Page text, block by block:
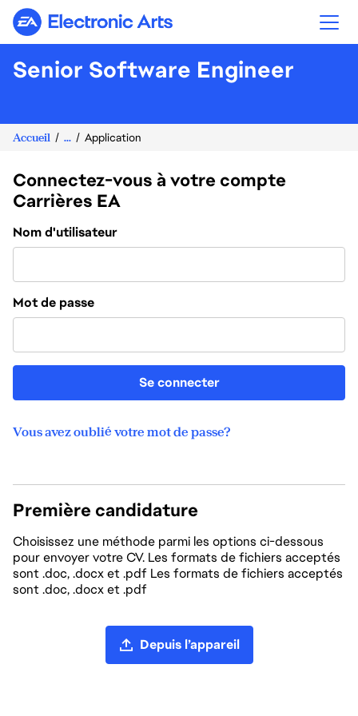
Electronic Arts
Senior Software Engineer
Accueil ... Application
Connectez-vous à votre compte
Carrières EA
Connexion
Nom d'utilisateur
Mot de passe
Se connecter
Vous avez oublié votre mot de passe?
Première candidature
Choisissez une méthode parmi les options ci-dessous
pour envoyer votre CV. Les formats de fichiers acceptés
sont .doc, .docx et .pdf Les formats de fichiers acceptés
sont .doc, .docx et .pdf
Depuis l’appareil